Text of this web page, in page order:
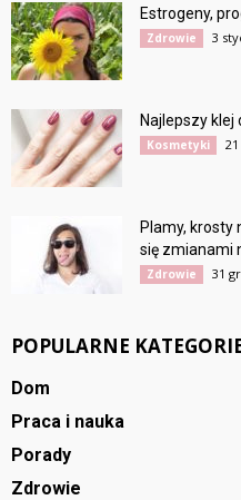
Estrogeny,
Zdrowie 3
Najlepszy klej
Kosmetyki
Plamy, krosty
się zmianami
Zdrowie 31
POPULARNE
Dom
Praca i nauka
Porady
Zdrowie